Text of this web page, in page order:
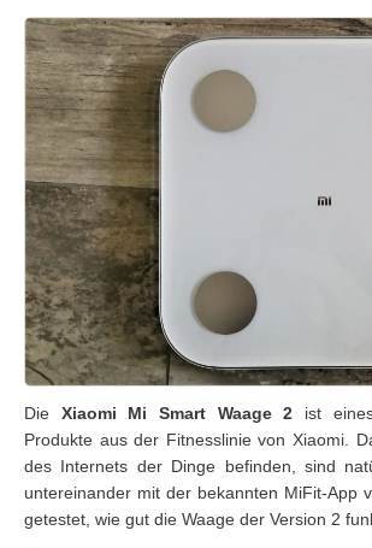
Die Xiaomi Mi Smart Waage 2 ist
Produkte aus der Fitnesslinie von Xiaomi.
des Internets der Dinge befinden, sind
untereinander mit der bekannten MiFit-App
getestet, wie gut die Waage der Version 2